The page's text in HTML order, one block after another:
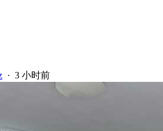
· 3 小时前